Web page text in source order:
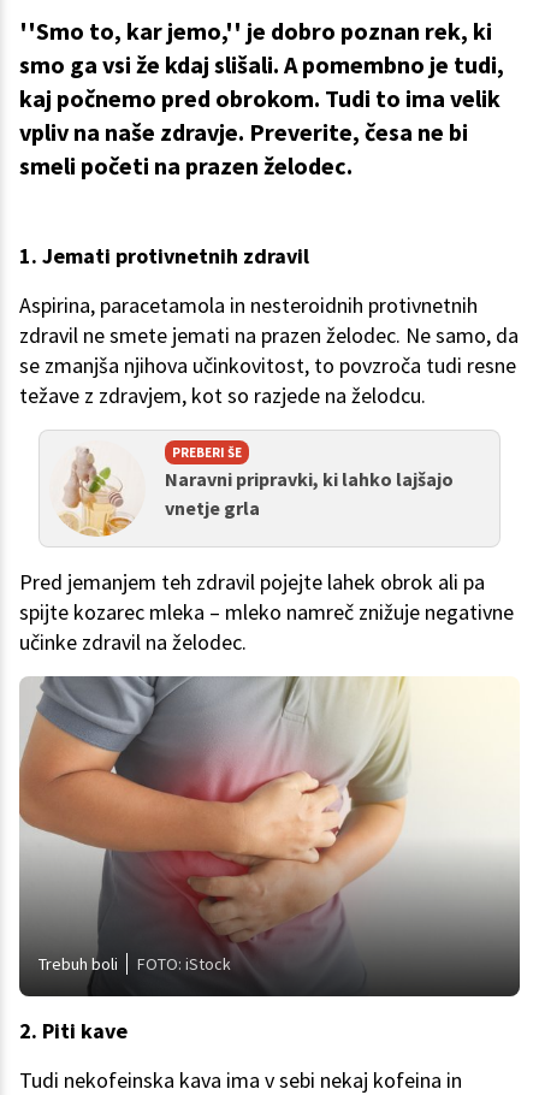
''Smo to, kar jemo,'' je dobro poznan rek, ki
smo ga vsi že kdaj slišali. A pomembno je tudi,
kaj počnemo pred obrokom. Tudi to ima velik
vpliv na naše zdravje. Preverite, česa ne bi
smeli početi na prazen želodec.
1. Jemati protivnetnih zdravil
Aspirina, paracetamola in nesteroidnih protivnetnih
zdravil ne smete jemati na prazen želodec. Ne samo, da
se zmanjša njihova učinkovitost, to povzroča tudi resne
težave z zdravjem, kot so razjede na želodcu.
PREBERI ŠE
Naravni pripravki, ki lahko lajšajo
vnetje grla
Pred jemanjem teh zdravil pojejte lahek obrok ali pa
spijte kozarec mleka – mleko namreč znižuje negativne
učinke zdravil na želodec.
Trebuh boli FOTO: iStock
2. Piti kave
Tudi nekofeinska kava ima v sebi nekaj kofeina in